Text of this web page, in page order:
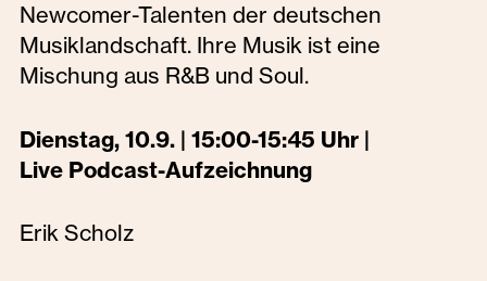
Newcomer-Talenten der deutschen
Musiklandschaft. Ihre Musik ist eine
Mischung aus R&B und Soul.
Dienstag, 10.9. | 15:00-15:45 Uhr |
Live Podcast-Aufzeichnung
Erik Scholz